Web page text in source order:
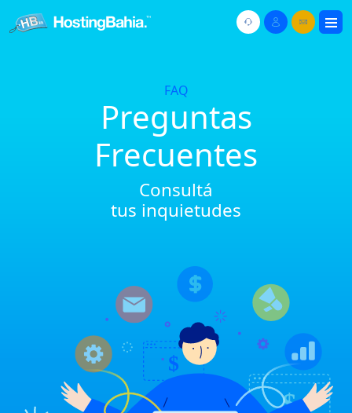
FAQ
Preguntas
Frecuentes
Consultá
tus inquietudes